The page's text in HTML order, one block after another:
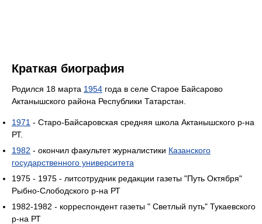
Краткая биография
Родился 18 марта 1954 года в селе Старое Байсарово
Актанышского района Республики Татарстан.
1971 - Старо-Байсаровская средняя школа Актанышского р-на
РТ.
1982 - окончил факультет журналистики Казанского
государственного университета
1975 - 1975 - литсотрудник редакции газеты "Путь Октября"
Рыбно-Слободского р-на РТ
1982-1982 - корреспондент газеты " Светлый путь" Тукаевского
р-на РТ